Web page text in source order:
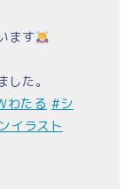
ます
た。
わたる #シ
イラスト